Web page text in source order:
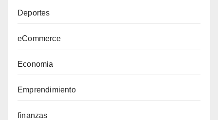
Deportes
eCommerce
Economia
Emprendimiento
finanzas